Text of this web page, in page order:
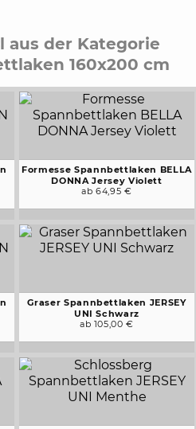
aus der Kategorie
160x200 cm
Formesse Spannbettlaken BELLA
DONNA Jersey Violett
ab 64,95 €
Graser Spannbettlaken JERSEY
UNI Schwarz
ab 105,00 €